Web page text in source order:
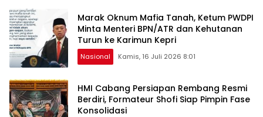
Marak Oknum Mafia Tanah, Ketum PWDPI
Minta Menteri BPN/ATR dan Kehutanan
Turun ke Karimun Kepri
Nasional Kamis, 16 Juli 2026 8:01
HMI Cabang Persiapan Rembang Resmi
Berdiri, Formateur Shofi Siap Pimpin Fase
Konsolidasi